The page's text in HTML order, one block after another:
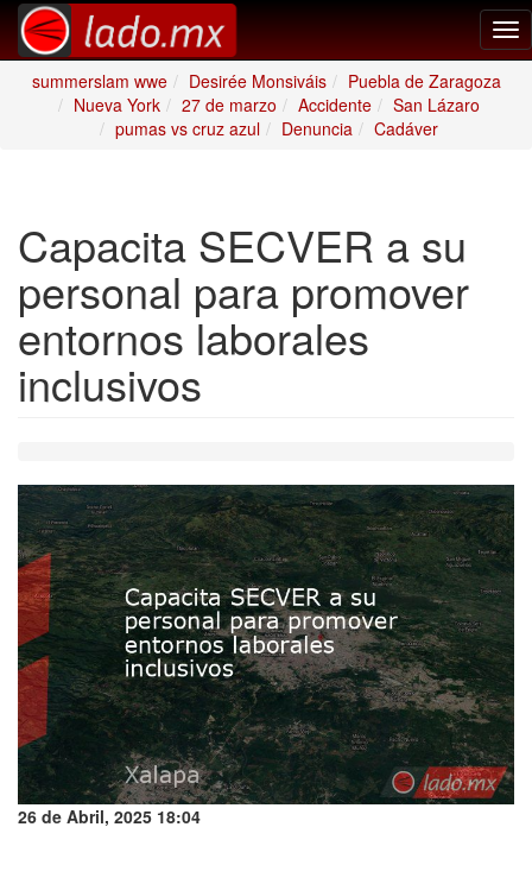
summerslam wwe
Desirée Monsiváis
Puebla de Zaragoza
Nueva York
27 de marzo Accidente
San Lázaro
pumas vs cruz azul
Denuncia Cadáver
Capacita SECVER a su
personal para promover
entornos laborales
inclusivos
26 de Abril, 2025 18:04